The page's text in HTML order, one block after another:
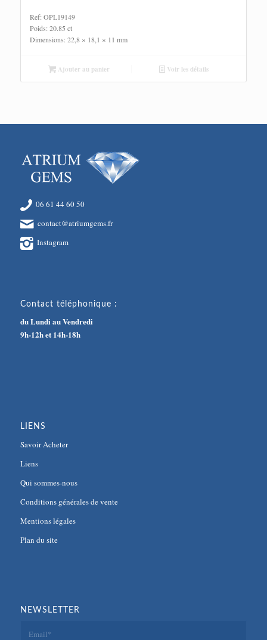
Ref: OPL19149
Poids: 20.85 ct
Dimensions: 22,8 × 18,1 × 11 mm
Ajouter au panier Voir les détails
06 61 44 60 50
contact@atriumgems.fr
Instagram
Contact téléphonique :
du Lundi au Vendredi
9h-12h et 14h-18h
LIENS
Savoir Acheter
Liens
Qui sommes-nous
Conditions générales de vente
Mentions légales
Plan du site
NEWSLETTER